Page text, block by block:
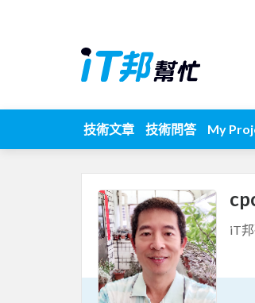
技術文章 技術問答 My
iT